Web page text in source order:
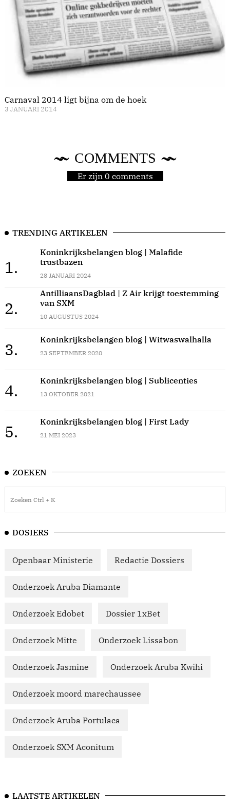
Carnaval 2014 ligt bijna om de hoek
3 JANUARI 2014
COMMENTS
Er zijn 0 comments
TRENDING ARTIKELEN
1.
Koninkrijksbelangen blog | Malafide
trustbazen
28 JANUARI 2024
2.
AntilliaansDagblad | Z Air krijgt toestemming
van SXM
10 AUGUSTUS 2024
3.
Koninkrijksbelangen blog | Witwaswalhalla
23 SEPTEMBER 2020
4.
Koninkrijksbelangen blog | Sublicenties
13 OKTOBER 2021
5.
Koninkrijksbelangen blog | First Lady
21 MEI 2023
ZOEKEN
DOSIERS
Openbaar Ministerie Redactie Dossiers
Onderzoek Aruba Diamante
Onderzoek Edobet Dossier 1xBet
Onderzoek Mitte Onderzoek Lissabon
Onderzoek Jasmine Onderzoek Aruba Kwihi
Onderzoek moord marechaussee
Onderzoek Aruba Portulaca
Onderzoek SXM Aconitum
LAATSTE ARTIKELEN